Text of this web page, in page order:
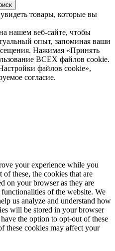
товары, которые вы
нашем веб-сайте, чтобы
опыт, запоминая ваши
Нажимая «Принять
ВСЕХ файлов cookie.
файлов cookie»,
согласие.
your experience while you
these, the cookies that are
on your browser as they are
of the website. We
us analyze and understand how
will be stored in your browser
the option to opt-out of these
these cookies may affect your